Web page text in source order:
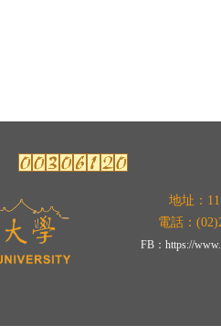
地址：
電話：
FB： https://